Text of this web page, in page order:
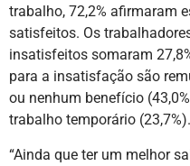
trabalho, 72,2% afirmaram
satisfeitos. Os
insatisfeitos somaram
para a insatisfação são
ou nenhum benefício
trabalho temporário (23,7%).
“Ainda que ter um melhor